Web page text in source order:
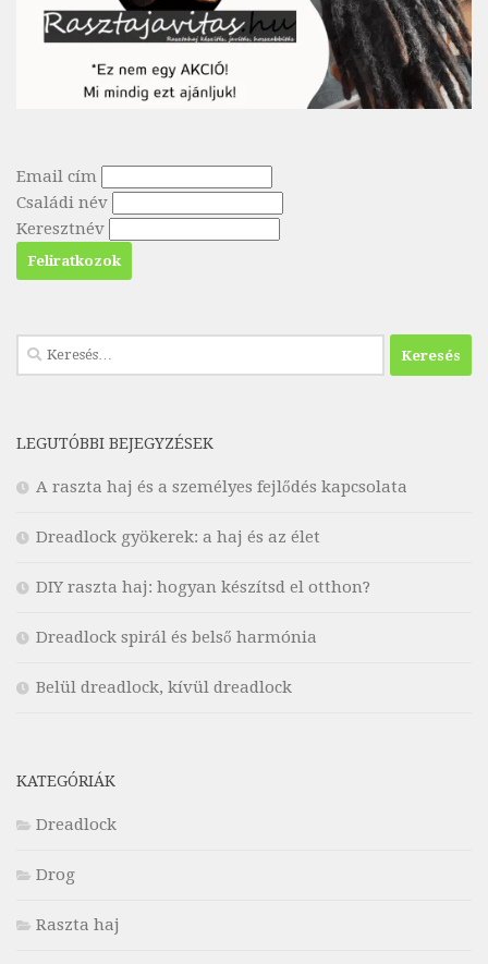
Email cím
Családi név
Keresztnév
Keresés:
LEGUTÓBBI BEJEGYZÉSEK
A raszta haj és a személyes fejlődés kapcsolata
Dreadlock gyökerek: a haj és az élet
DIY raszta haj: hogyan készítsd el otthon?
Dreadlock spirál és belső harmónia
Belül dreadlock, kívül dreadlock
KATEGÓRIÁK
Dreadlock
Drog
Raszta haj